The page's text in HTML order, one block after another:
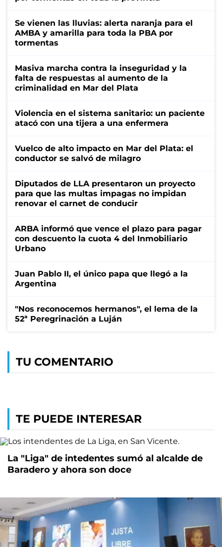
Se vienen las lluvias: alerta naranja para el
AMBA y amarilla para toda la PBA por
tormentas
Masiva marcha contra la inseguridad y la
falta de respuestas al aumento de la
criminalidad en Mar del Plata
Violencia en el sistema sanitario: un paciente
atacó con una tijera a una enfermera
Vuelco de alto impacto en Mar del Plata: el
conductor se salvó de milagro
Diputados de LLA presentaron un proyecto
para que las multas impagas no impidan
renovar el carnet de conducir
ARBA informó que vence el plazo para pagar
con descuento la cuota 4 del Inmobiliario
Urbano
Juan Pablo II, el único papa que llegó a la
Argentina
"Nos reconocemos hermanos", el lema de la
52ª Peregrinación a Luján
TU COMENTARIO
TE PUEDE INTERESAR
La "Liga" de intedentes sumó al alcalde de
Baradero y ahora son doce